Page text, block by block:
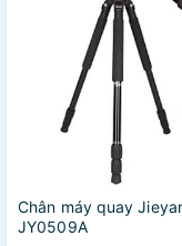
Chân máy quay
JY0509A